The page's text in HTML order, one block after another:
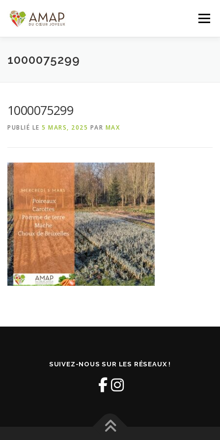
contenu
Menu
ACCUEIL L’AMAP
PANIER DE LA SEMAINE
1000075299
1000075299
PUBLIÉ LE 5 MARS, 2025 PAR MAX
SUIVEZ-NOUS SUR LES RÉSEAUX !